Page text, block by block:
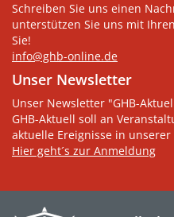
Schreiben Sie uns einen
unterstützen Sie uns mit
Sie!
info@ghb-online.de
Unser Newsletter
Unser Newsletter "GHB-
GHB-Aktuell soll an
aktuelle Ereignisse in
Hier geht´s zur Anmeldung